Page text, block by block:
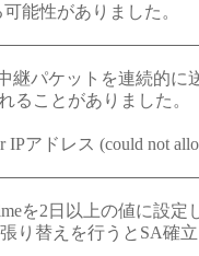
能性がありました。
継パケットを連続的に
ることがありました。
IPアドレス (could not
を2日以上の値に設定
り替えを行うとSA確